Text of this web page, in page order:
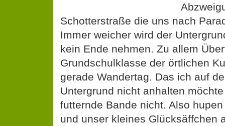
Schotterstraße die uns nach
Immer weicher wird der
kein Ende nehmen. Zu allem
Grundschulklasse der örtlichen
gerade Wandertag. Das ich auf
Untergrund nicht anhalten
futternde Bande nicht. Also
und unser kleines Glücksäffchen